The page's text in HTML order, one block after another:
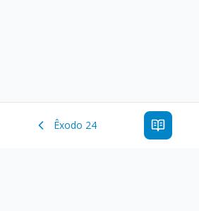
Êxodo 24